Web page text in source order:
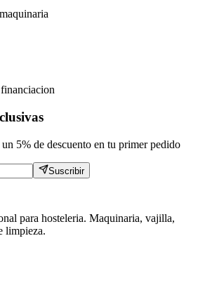
5% de descuento en tu primer pedido
Suscribir
para hosteleria. Maquinaria, vajilla,
limpieza.